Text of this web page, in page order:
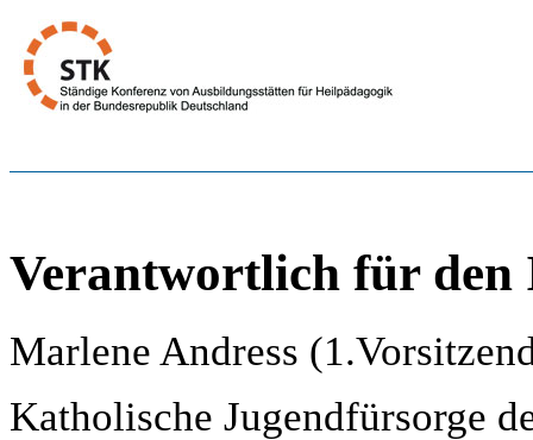
Verantwortlich für
Marlene Andress
Katholische Jugendfürsorge